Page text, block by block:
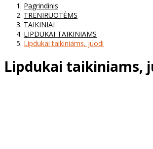
Pagrindinis
TRENIRUOTĖMS
TAIKINIAI
LIPDUKAI TAIKINIAMS
Lipdukai taikiniams, juodi
Lipdukai taikiniams,